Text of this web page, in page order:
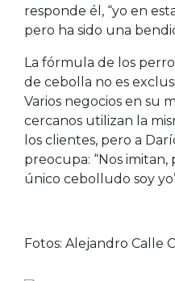
responde él, “yo en
pero ha sido una
La fórmula de los
de cebolla no es
Varios negocios en su
cercanos utilizan la
los clientes, pero a
preocupa: “Nos imitan,
único cebolludo soy
Fotos: Alejandro Calle